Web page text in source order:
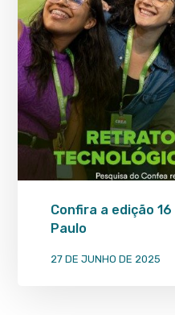
Confira a edição
Paulo
27 DE JUNHO DE 2025